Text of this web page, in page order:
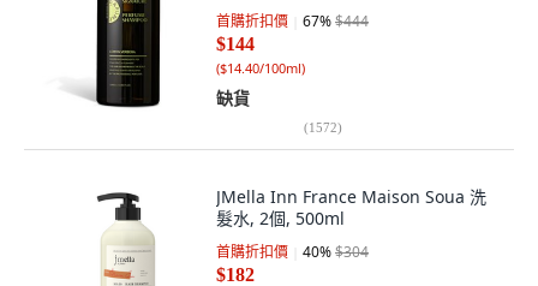
首購折扣價 67%$444
$144
($14.40/100ml)
缺貨
(1572)
JMella Inn France Maison Soua 洗
髮水, 2個, 500ml
首購折扣價 40%$304
$182